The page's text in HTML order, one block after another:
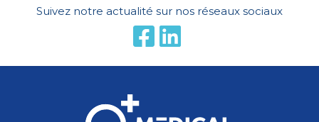
Suivez notre actualité sur nos réseaux sociaux